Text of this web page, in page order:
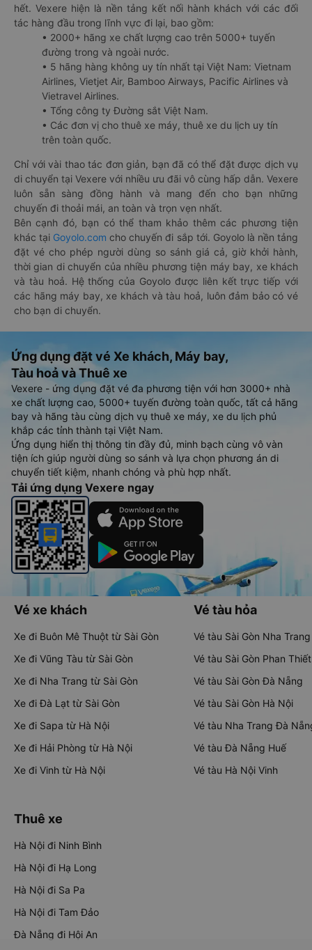
hết. Vexere hiện là nền tảng kết nối hành khách với các đối
tác hàng đầu trong lĩnh vực đi lại, bao gồm:
• 2000+ hãng xe chất lượng cao trên 5000+ tuyến
đường trong và ngoài nước.
• 5 hãng hàng không uy tín nhất tại Việt Nam: Vietnam
Airlines, Vietjet Air, Bamboo Airways, Pacific Airlines và
Vietravel Airlines.
• Tổng công ty Đường sắt Việt Nam.
• Các đơn vị cho thuê xe máy, thuê xe du lịch uy tín
trên toàn quốc.
Chỉ với vài thao tác đơn giản, bạn đã có thể đặt được dịch vụ
di chuyển tại Vexere với nhiều ưu đãi vô cùng hấp dẫn. Vexere
luôn sẵn sàng đồng hành và mang đến cho bạn những
chuyến đi thoải mái, an toàn và trọn vẹn nhất.
Bên cạnh đó, bạn có thể tham khảo thêm các phương tiện
khác tại Goyolo.com cho chuyến đi sắp tới. Goyolo là nền tảng
đặt vé cho phép người dùng so sánh giá cả, giờ khởi hành,
thời gian di chuyển của nhiều phương tiện máy bay, xe khách
và tàu hoả. Hệ thống của Goyolo được liên kết trực tiếp với
các hãng máy bay, xe khách và tàu hoả, luôn đảm bảo có vé
cho bạn di chuyển.
Ứng dụng đặt vé Xe khách, Máy bay,
Tàu hoả và Thuê xe
Vexere - ứng dụng đặt vé đa phương tiện với hơn 3000+ nhà
xe chất lượng cao, 5000+ tuyến đường toàn quốc, tất cả hãng
bay và hãng tàu cùng dịch vụ thuê xe máy, xe du lịch phủ
khắp các tỉnh thành tại Việt Nam.
Ứng dụng hiển thị thông tin đầy đủ, minh bạch cùng vô vàn
tiện ích giúp người dùng so sánh và lựa chọn phương án di
chuyển tiết kiệm, nhanh chóng và phù hợp nhất.
Tải ứng dụng Vexere ngay
Vé xe khách
Xe đi Buôn Mê Thuột từ Sài Gòn
Xe đi Vũng Tàu từ Sài Gòn
Xe đi Nha Trang từ Sài Gòn
Xe đi Đà Lạt từ Sài Gòn
Xe đi Sapa từ Hà Nội
Xe đi Hải Phòng từ Hà Nội
Xe đi Vinh từ Hà Nội
Vé tàu hỏa
Vé tàu Sài Gòn Nha Trang
Vé tàu Sài Gòn Phan Thiết
Vé tàu Sài Gòn Đà Nẵng
Vé tàu Sài Gòn Hà Nội
Vé tàu Nha Trang Đà
Vé tàu Đà Nẵng Huế
Vé tàu Hà Nội Vinh
Thuê xe
Hà Nội đi Ninh Bình
Hà Nội đi Hạ Long
Hà Nội đi Sa Pa
Hà Nội đi Tam Đảo
Đà Nẵng đi Hội An